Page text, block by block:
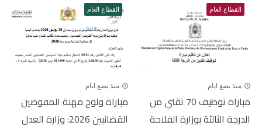
القطاع العام
منذ بضع ايام
مباراة توظيف 70 تقني من
الدرجة الثالثة بوزارة الفلاحة
القطاع العام
منذ بضع ايام
مباراة ولوج مهنة المفوضين
القضائيين 2026: وزارة العدل